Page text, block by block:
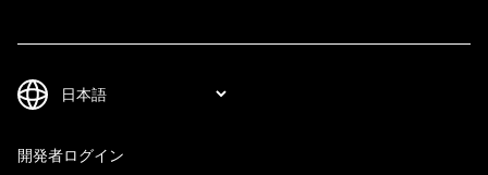
開発者ログイン